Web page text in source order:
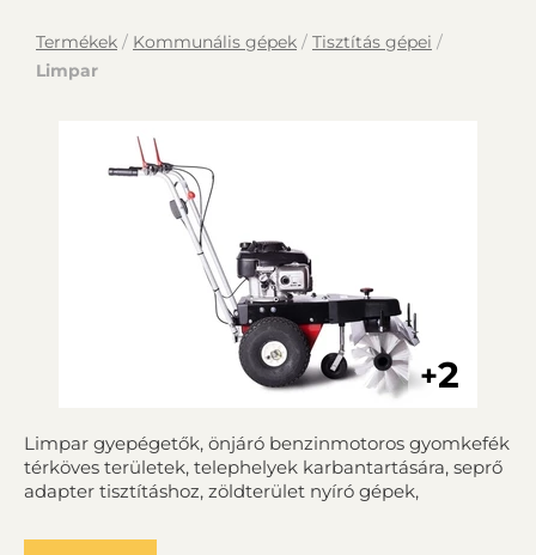
Termékek / Kommunális gépek / Tisztítás gépei /
Limpar
Limpar gyepégetők, önjáró benzinmotoros gyomkefék
térköves területek, telephelyek karbantartására, seprő
adapter tisztításhoz, zöldterület nyíró gépek,
+2